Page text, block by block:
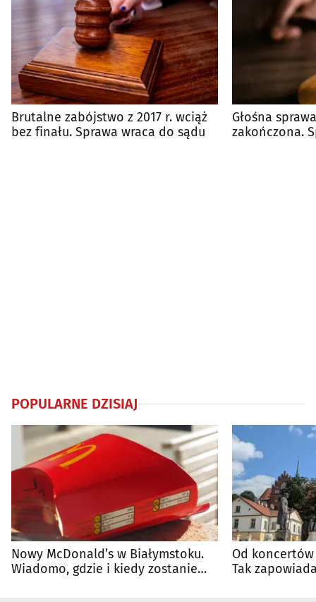
Brutalne zabójstwo z 2017 r. wciąż
bez finału. Sprawa wraca do sądu
Głośna
zakończona.
POPULARNE DZISIAJ
Nowy McDonald’s w Białymstoku.
Wiadomo, gdzie i kiedy zostanie
Od
Tak